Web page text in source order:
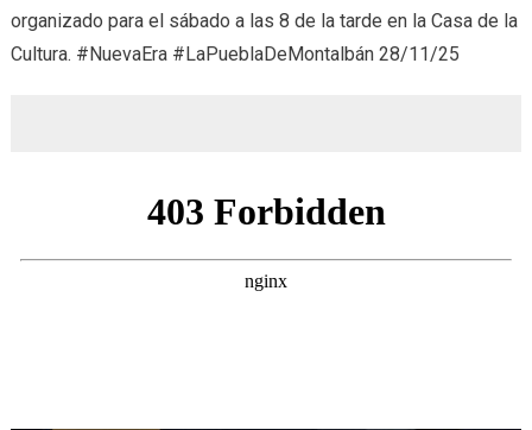
organizado para el sábado a las 8 de la tarde en la Casa de la
Cultura. #NuevaEra #LaPueblaDeMontalbán 28/11/25